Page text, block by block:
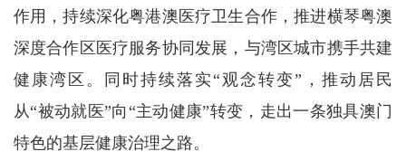
作用，持续深化粤港澳医疗卫生合作，推进横琴粤澳
深度合作区医疗服务协同发展，与湾区城市携手共建
健康湾区。同时持续落实“观念转变”，推动居民
从“被动就医”向“主动健康”转变，走出一条独具澳门
特色的基层健康治理之路。